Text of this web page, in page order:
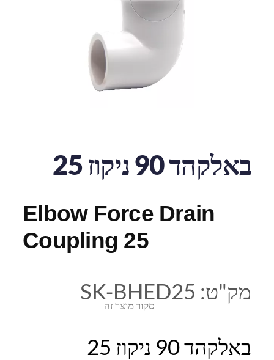
באלקהד 90 ניקוז 25
Elbow Force Drain
Coupling 25
סקור מוצר זה
מק"ט: SK-BHED25
באלקהד 90 ניקוז 25